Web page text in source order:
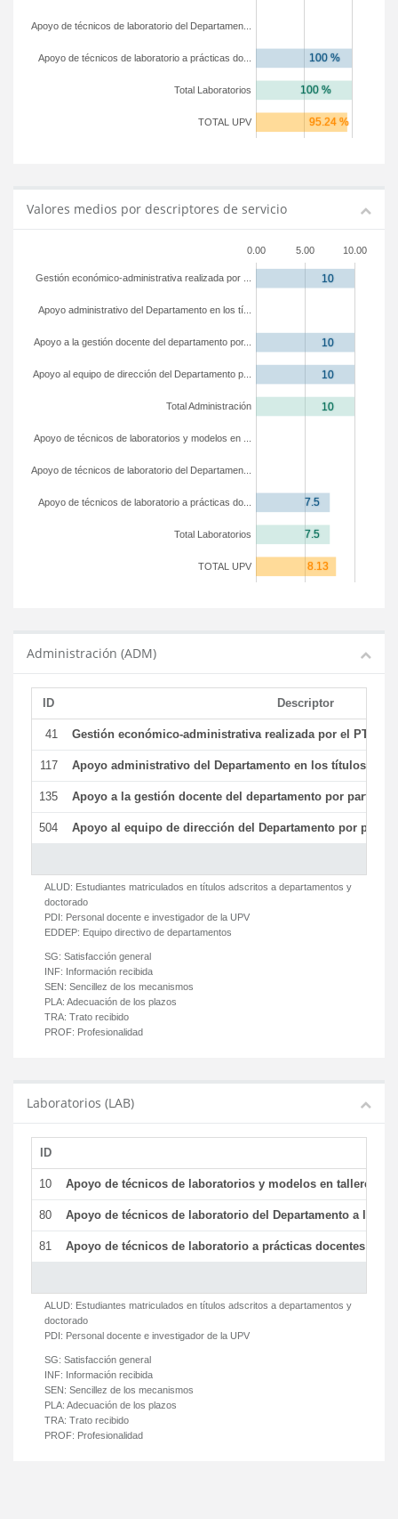
TOTAL UPV
Total Laboratorios
Apoyo de técnicos de laboratorio a prácticas do...
Apoyo de técnicos de laboratorio del Departamen...
Valores medios por descriptores de servicio
0.00 5.00 10.00
TOTAL UPV
Total Laboratorios
Apoyo de técnicos de laboratorio a prácticas do...
Apoyo de técnicos de laboratorio del Departamen...
Apoyo de técnicos de laboratorios y modelos en ...
Total Administración
Apoyo al equipo de dirección del Departamento p...
Apoyo a la gestión docente del departamento por...
Apoyo administrativo del Departamento en los tí...
Gestión económico-administrativa realizada por ...
Administración (ADM)
ID Descriptor
41 Gestión económico-administrativa realizada por el PTGAS
117 Apoyo administrativo del Departamento en los títulos de
135 Apoyo a la gestión docente del departamento por parte
504 Apoyo al equipo de dirección del Departamento por parte
ALUD: Estudiantes matriculados en títulos adscritos a departamentos y
doctorado
PDI: Personal docente e investigador de la UPV
EDDEP: Equipo directivo de departamentos
SG: Satisfacción general
INF: Información recibida
SEN: Sencillez de los mecanismos
PLA: Adecuación de los plazos
TRA: Trato recibido
PROF: Profesionalidad
Laboratorios (LAB)
ID
10 Apoyo de técnicos de laboratorios y modelos en talleres/
80 Apoyo de técnicos de laboratorio del Departamento a la
81 Apoyo de técnicos de laboratorio a prácticas docentes y
ALUD: Estudiantes matriculados en títulos adscritos a departamentos y
doctorado
PDI: Personal docente e investigador de la UPV
SG: Satisfacción general
INF: Información recibida
SEN: Sencillez de los mecanismos
PLA: Adecuación de los plazos
TRA: Trato recibido
PROF: Profesionalidad